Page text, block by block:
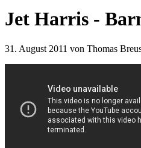
Jet Harris -
31. August 2011 von Thomas